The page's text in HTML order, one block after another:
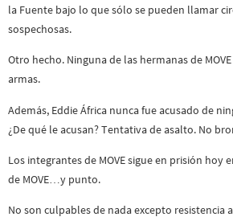
la Fuente bajo lo que sólo se pueden llamar
sospechosas.
Otro hecho. Ninguna de las hermanas de
armas.
Además, Eddie África nunca fue acusado de
¿De qué le acusan? Tentativa de asalto. No
Los integrantes de MOVE sigue en prisión hoy
de MOVE…y punto.
No son culpables de nada excepto resistencia